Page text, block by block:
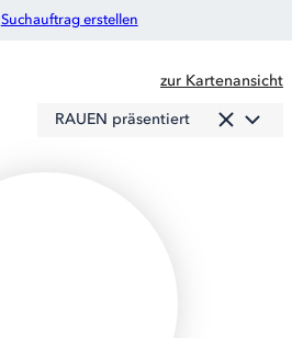
Suchauftrag erstellen
zur Kartenansicht
RAUEN präsentiert